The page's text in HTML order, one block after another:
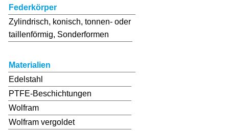
Federkörper
Zylindrisch, konisch, tonnen- oder
taillenförmig, Sonderformen
Materialien
Edelstahl
PTFE-Beschichtungen
Wolfram
Wolfram vergoldet